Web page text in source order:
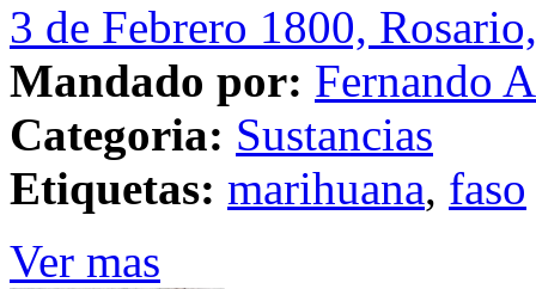
3 de Febrero 1800,
Mandado por: Fernando
Categoria: Sustancias
Etiquetas: marihuana, faso
Ver mas